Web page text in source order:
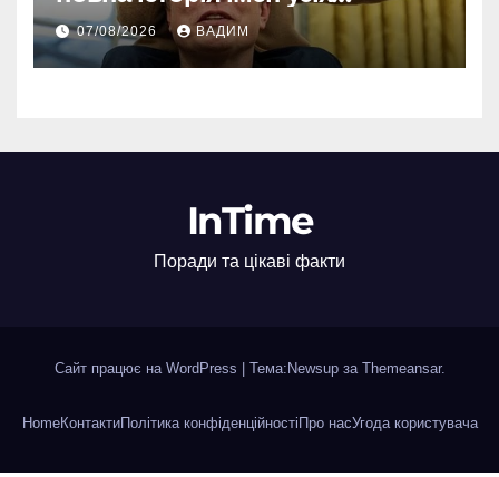
хлопчиків мільярдера
07/08/2026 ВАДИМ
InTime
Поради та цікаві факти
Сайт працює на WordPress Тема:Newsup за Themeansar.
HomeКонтактиПолітика конфіденційностіПро насУгода користувача